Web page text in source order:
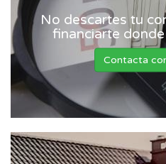
No descartes tu
financiarte
Contacta